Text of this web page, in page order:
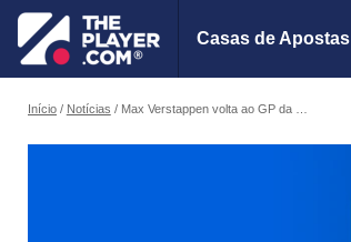
Casas de Apostas
Início Notícias Max Verstappen volta ao GP da Espanha, palco de sua primeira vitória, com boas expectativas